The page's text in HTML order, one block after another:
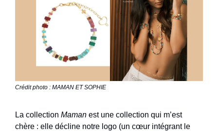
Crédit photo : MAMAN ET SOPHIE
La collection Maman est une collection qui m’est
chère : elle décline notre logo (un cœur intégrant le